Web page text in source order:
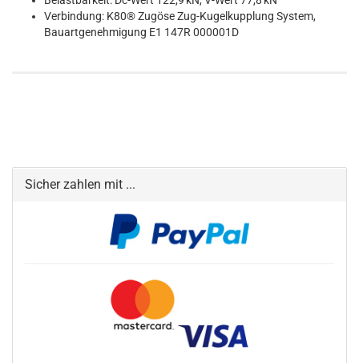
Verbindung: K80® Zugöse Zug-Kugelkupplung System,
Bauartgenehmigung E1 147R 000001D
Sicher zahlen mit ...